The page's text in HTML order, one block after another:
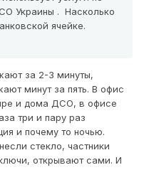
Украины . Насколько
ячейке.
за 2-3 минуты,
минут за пять. В офис
и дома ДСО, в офисе
три и пару раз
и почему то ночью.
стекло, частники
открывают сами. И